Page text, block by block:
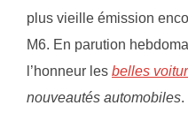
plus vieille émission
M6. En parution
l’honneur les belles
nouveautés automobiles.